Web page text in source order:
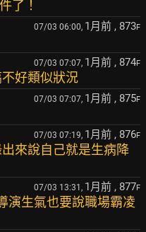
了！
07/03 06:00, 1月前 , 873F
07/03 07:07, 1月前 , 874F
好類似狀況
07/03 07:07, 1月前 , 875F
07/03 07:19, 1月前 , 876F
來說自己就是生病降
07/03 13:31, 1月前 , 877F
演生氣也要說職場霸凌